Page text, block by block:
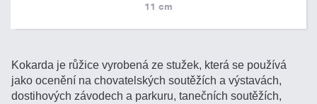
11 cm
Kokarda je růžice vyrobená ze stužek, která se používá
jako ocenění na chovatelských soutěžích a výstavách,
dostihových závodech a parkuru, tanečních soutěžích,